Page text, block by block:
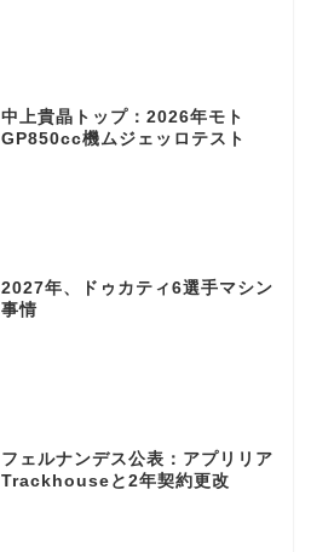
中上貴晶トップ：2026年モト
GP850cc機ムジェッロテスト
2027年、ドゥカティ6選手マシン
事情
フェルナンデス公表：アプリリア
Trackhouseと2年契約更改